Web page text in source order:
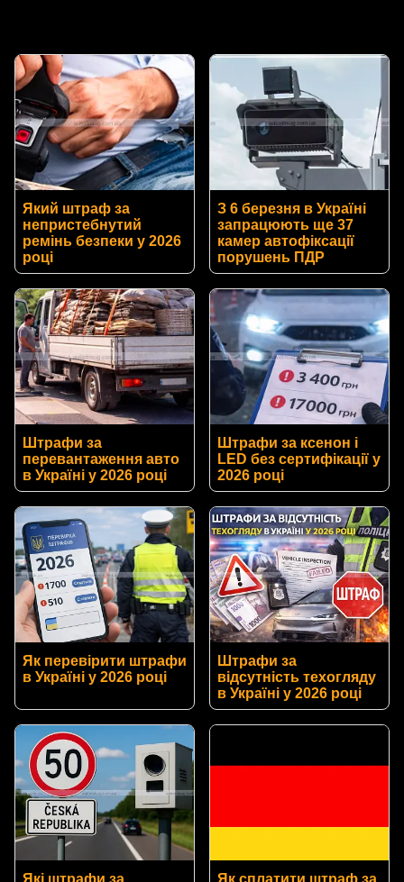
Який штраф за
непристебнутий
ремінь безпеки у 2026
році
З 6 березня в Україні
запрацюють ще 37
камер автофіксації
порушень ПДР
Штрафи за
перевантаження авто
в Україні у 2026 році
Штрафи за ксенон і
LED без сертифікації у
2026 році
Як перевірити штрафи
в Україні у 2026 році
Штрафи за
відсутність техогляду
в Україні у 2026 році
Які штрафи за
Як сплатити штраф за